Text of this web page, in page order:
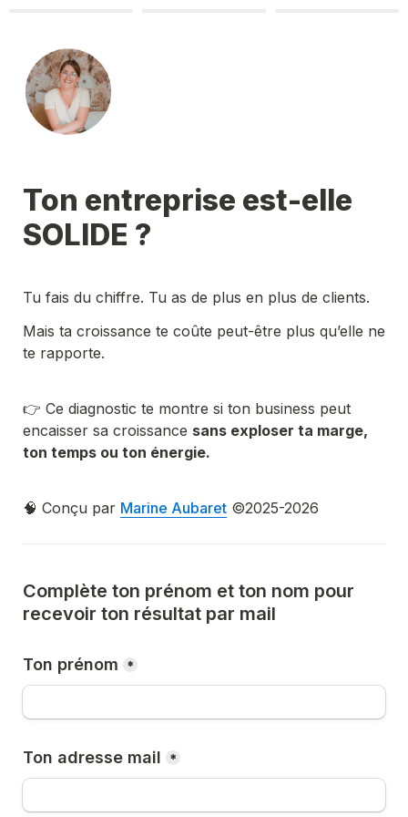
Ton entreprise est-elle
SOLIDE ?
Tu fais du chiffre. Tu as de plus en plus de clients.
Mais ta croissance te coûte peut-être plus qu’elle ne
te rapporte.
👉 Ce diagnostic te montre si ton business peut
encaisser sa croissance sans exploser ta marge,
ton temps ou ton énergie.
🧠 Conçu par Marine Aubaret ©2025-2026
Complète ton prénom et ton nom pour
recevoir ton résultat par mail
Ton prénom *
Ton adresse mail *